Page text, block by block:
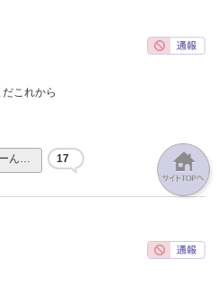
これから
ん… 17